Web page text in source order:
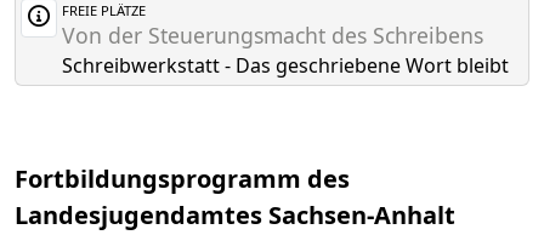
FREIE PLÄTZE
Von der Steuerungsmacht des Schreibens
Schreibwerkstatt - Das geschriebene Wort bleibt
Fortbildungsprogramm des
Landesjugendamtes Sachsen-Anhalt